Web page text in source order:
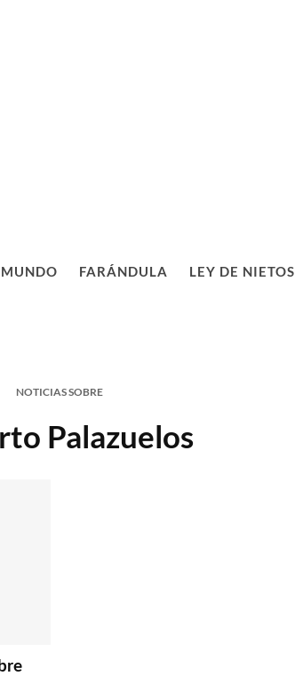
MUNDO FARÁNDULA LEY DE NIETOS
NOTICIAS SOBRE
Palazuelos